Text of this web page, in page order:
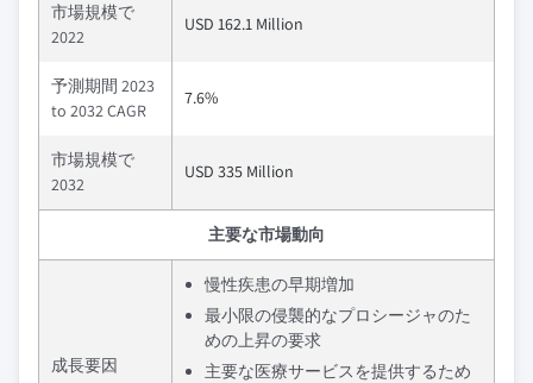
市場規模で
2022
USD 162.1 Million
予測期間 2023
to 2032 CAGR
7.6%
市場規模で
2032
USD 335 Million
主要な市場動向
成長要因
慢性疾患の早期増加
最小限の侵襲的なプロシージャのた
めの上昇の要求
主要な医療サービスを提供するため